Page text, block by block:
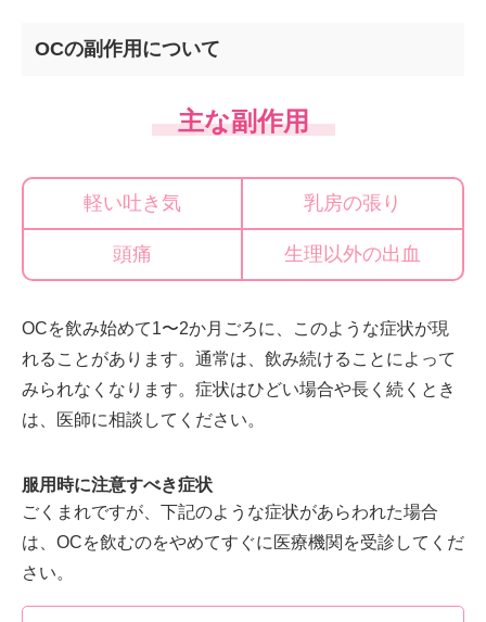
OCの副作用について
主な副作用
軽い吐き気 乳房の張り
頭痛 生理以外の出血
OCを飲み始めて1〜2か月ごろに、このような症状が現
れることがあります。通常は、飲み続けることによって
みられなくなります。症状はひどい場合や長く続くとき
は、医師に相談してください。
服用時に注意すべき症状
ごくまれですが、下記のような症状があらわれた場合
は、OCを飲むのをやめてすぐに医療機関を受診してくだ
さい。